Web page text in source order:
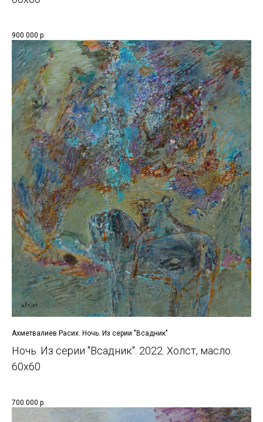
900 000 р.
Ахметвалиев Расих. Ночь. Из серии "Всадник"
Ночь. Из серии "Всадник". 2022. Холст, масло.
60x60
700 000 р.